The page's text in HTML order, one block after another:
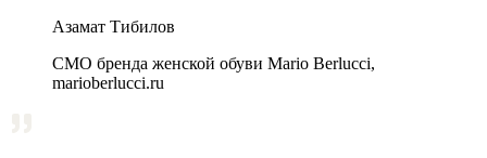
Азамат Тибилов
CMO бренда женской обуви Mario Berlucci,
marioberlucci.ru